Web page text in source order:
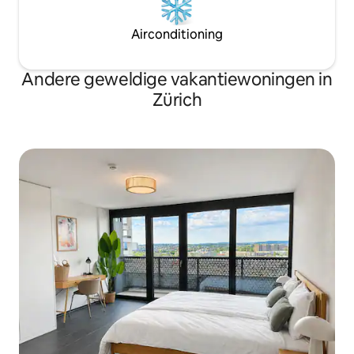
Airconditioning
Andere geweldige vakantiewoningen in
Zürich